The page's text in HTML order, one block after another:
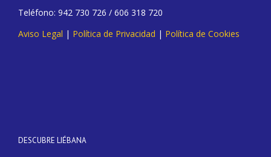
Teléfono: 942 730 726 / 606 318 720
Aviso Legal | Política de Privacidad | Política de Cookies
DESCUBRE LIÉBANA